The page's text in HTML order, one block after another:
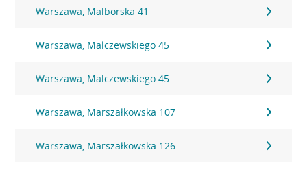
Warszawa, Malborska 41
Warszawa, Malczewskiego 45
Warszawa, Malczewskiego 45
Warszawa, Marszałkowska 107
Warszawa, Marszałkowska 126